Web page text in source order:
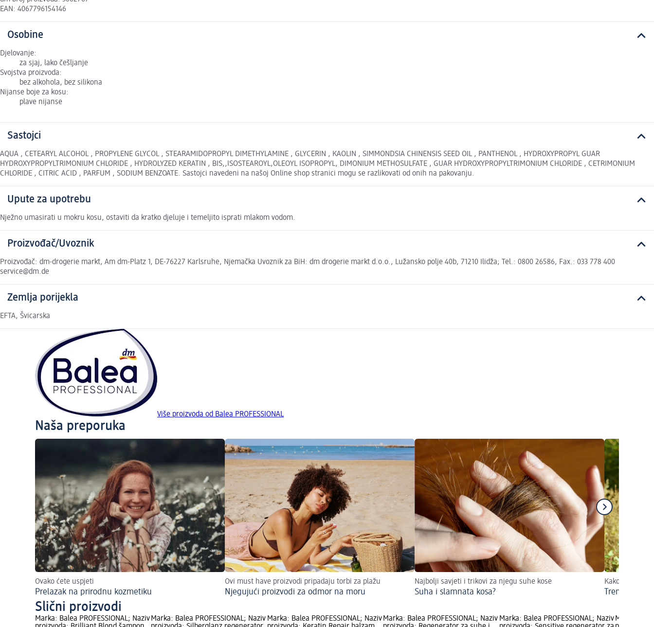
EAN: 4067796154146
Osobine
Djelovanje:
za sjaj, lako češljanje
Svojstva proizvoda:
bez alkohola, bez silikona
Nijanse boje za kosu:
plave nijanse
Sastojci
AQUA , CETEARYL ALCOHOL , PROPYLENE GLYCOL , STEARAMIDOPROPYL DIMETHYLAMINE , GLYCERIN , KAOLIN , SIMMONDSIA CHINENSIS SEED OIL , PANTHENOL , HYDROXYPROPYL GUAR
HYDROXYPROPYLTRIMONIUM CHLORIDE , HYDROLYZED KERATIN , BIS,,ISOSTEAROYL,OLEOYL ISOPROPYL, DIMONIUM METHOSULFATE , GUAR HYDROXYPROPYLTRIMONIUM CHLORIDE , CETRIMONIUM
CHLORIDE , CITRIC ACID , PARFUM , SODIUM BENZOATE. Sastojci navedeni na našoj Online shop stranici mogu se razlikovati od onih na pakovanju.
Upute za upotrebu
Nježno umasirati u mokru kosu, ostaviti da kratko djeluje i temeljito isprati mlakom vodom.
Proizvođač/Uvoznik
Proizvođač: dm-drogerie markt, Am dm-Platz 1, DE-76227 Karlsruhe, Njemačka Uvoznik za BiH: dm drogerie markt d.o.o., Lužansko polje 40b, 71210 Ilidža; Tel.: 0800 26586, Fax.: 033 778 400
service@dm.de
Zemlja porijekla
EFTA, Švicarska
Više proizvoda od Balea PROFESSIONAL
Naša preporuka
Ovako ćete uspjeti
Prelazak na prirodnu kozmetiku
Ovi must have proizvodi pripadaju torbi za plažu
Njegujući proizvodi za odmor na moru
Najbolji savjeti i trikovi za njegu suhe kose
Suha i slamnata kosa?
Kako učiniti
Trendlook
Slični proizvodi
Marka: Balea PROFESSIONAL; NazivMarka: Balea PROFESSIONAL; Naziv Marka: Balea PROFESSIONAL; Naziv Marka: Balea PROFESSIONAL; Naziv Marka: Balea PROFESSIONAL; Naziv Marka: